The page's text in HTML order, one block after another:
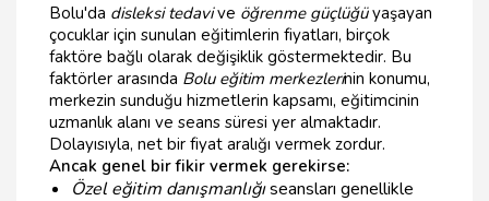
Bolu'da disleksi tedavive öğrenme güçlüğüyaşayan
çocuklar için sunulan eğitimlerin fiyatları, birçok
faktöre bağlı olarak değişiklik göstermektedir. Bu
faktörler arasında Bolu eğitim merkezlerinin konumu,
merkezin sunduğu hizmetlerin kapsamı, eğitimcinin
uzmanlık alanı ve seans süresi yer almaktadır.
Dolayısıyla, net bir fiyat aralığı vermek zordur.
Ancak genel bir fikir vermek gerekirse:
Özel eğitim danışmanlığıseansları genellikle